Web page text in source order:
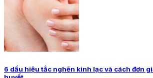
6 dấu hiệu tắc nghẽn kinh lạc và cách đơn